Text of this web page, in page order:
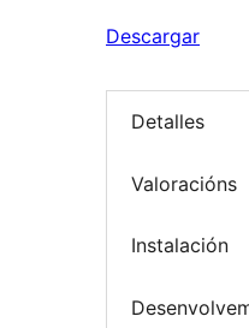
Descargar
Detalles
Valoracións
Instalación